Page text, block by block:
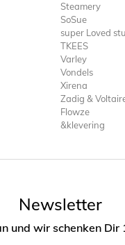
Steamery
SoSue
super Loved
TKEES
Varley
Vondels
Xirena
Zadig &
Flowze
&klevering
Newsletter
und wir schenken Dir